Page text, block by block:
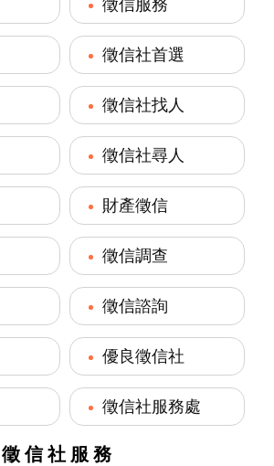
徵信服務
徵信社首選
徵信社找人
徵信社尋人
財產徵信
徵信調查
徵信諮詢
優良徵信社
徵信社服務處
信社服務